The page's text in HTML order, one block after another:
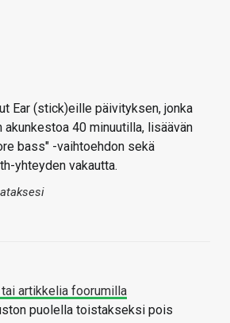
Ear (stick)eille päivityksen, jonka
akunkestoa 40 minuutilla, lisäävän
bass" -vaihtoehdon sekä
yhteyden vakautta.
artikkelia foorumilla
puolella toistakseksi pois